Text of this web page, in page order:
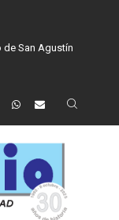
de San Agustín